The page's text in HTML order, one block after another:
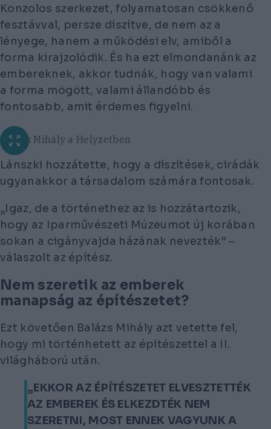
Konzolos szerkezet, folyamatosan csökkenő
fesztávval, persze díszítve, de nem az a
lényege, hanem a működési elv, amiből a
forma kirajzolódik. És ha ezt elmondanánk az
embereknek, akkor tudnák, hogy van valami
a forma mögött, valami állandóbb és
fontosabb, amit érdemes figyelni.
Balázs Mihály a Helyzetben
Lánszki hozzátette, hogy a díszítések, cirádák
ugyanakkor a társadalom számára fontosak.
„Igaz, de a történethez az is hozzátartozik,
hogy az Iparművészeti Múzeumot új korában
sokan a cigányvajda házának nevezték” –
válaszolt az építész.
Nem szeretik az emberek
manapság az építészetet?
Ezt követően Balázs Mihály azt vetette fel,
hogy mi történhetett az építészettel a II.
világháború után.
„EKKOR AZ ÉPÍTÉSZETET ELVESZTETTÉK
AZ EMBEREK ÉS ELKEZDTÉK NEM
SZERETNI, MOST ENNEK VAGYUNK A